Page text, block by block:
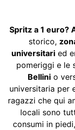
Spritz a 1 euro?
storico,
universitari ed
pomeriggi e le
Bellini o
universitaria per
ragazzi che qui
locali sono
consumi in